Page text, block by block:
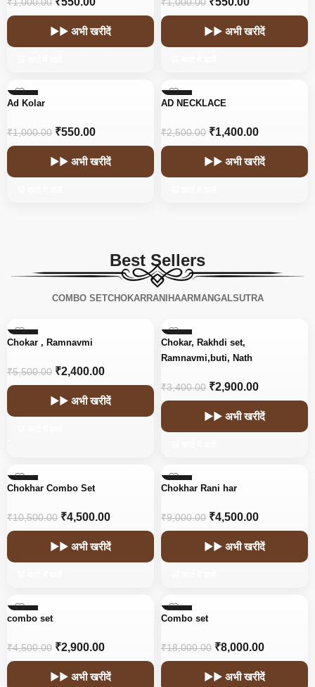
▶▶ अभी खरीदें ▶▶ अभी खरीदें
-45%
Ad Kolar
₹1,000.00 ₹550.00
▶▶ अभी खरीदें
-44%
AD NECKLACE
₹2,500.00 ₹1,400.00
▶▶ अभी खरीदें
Best Sellers
COMBO SETCHOKARRANIHAARMANGALSUTRA
-56%
Chokar , Ramnavmi
₹5,500.00 ₹2,400.00
▶▶ अभी खरीदें
-15%
Chokar, Rakhdi set,
Ramnavmi,buti, Nath
₹3,400.00 ₹2,900.00
▶▶ अभी खरीदें
-57%
Chokhar Combo Set
₹10,500.00 ₹4,500.00
▶▶ अभी खरीदें
-50%
Chokhar Rani har
₹9,000.00 ₹4,500.00
▶▶ अभी खरीदें
-36%
combo set
₹4,500.00 ₹2,900.00
▶▶ अभी खरीदें
-56%
Combo set
₹18,000.00 ₹8,000.00
▶▶ अभी खरीदें